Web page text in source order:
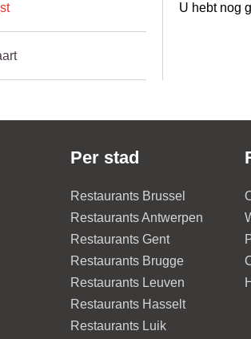
U hebt nog
Per stad
Restaurants Brussel
Restaurants Antwerpen
Restaurants Gent
Restaurants Brugge
Restaurants Leuven
Restaurants Hasselt
Restaurants Luik